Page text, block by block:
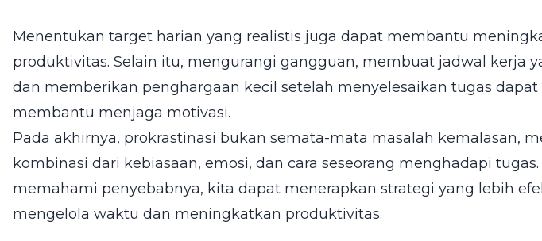
Menentukan target harian yang realistis juga dapat membantu
produktivitas. Selain itu, mengurangi gangguan, membuat jadwal kerja
dan memberikan penghargaan kecil setelah menyelesaikan tugas dapat
membantu menjaga motivasi.
Pada akhirnya, prokrastinasi bukan semata-mata masalah kemalasan,
kombinasi dari kebiasaan, emosi, dan cara seseorang menghadapi
memahami penyebabnya, kita dapat menerapkan strategi yang lebih
mengelola waktu dan meningkatkan produktivitas.